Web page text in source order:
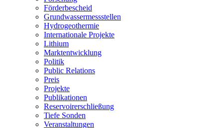
Förderbescheid
Grundwassermessstellen
Hydrogeothermie
Internationale Projekte
Lithium
Marktentwicklung
Politik
Public Relations
Preis
Projekte
Publikationen
Reservoirerschließung
Tiefe Sonden
Veranstaltungen